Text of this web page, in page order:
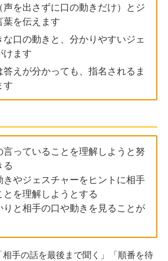
声を出さずに口の動きだけ）とジ
葉を伝えます
口の動きと、分かりやすいジェ
けます
えが分かっても、指名されるま
す
っていることを理解しようと努
る
きやジェスチャーをヒントに相手
を理解しようとする
りと相手の口や動きを見ることが
手の話を最後まで聞く」「順番を待